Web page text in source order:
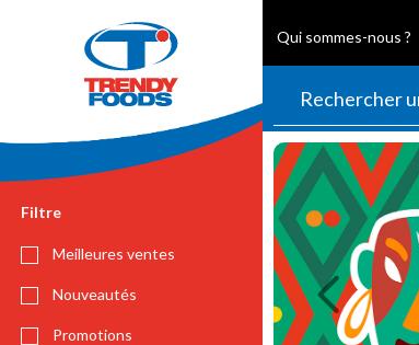
Qui sommes-nous ?
Filtre
Meilleures ventes
Nouveautés
Promotions
Previous